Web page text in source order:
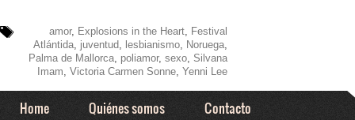
amor, Explosions in the Heart, Festival
Atlántida, juventud, lesbianismo, Noruega,
Palma de Mallorca, poliamor, sexo, Silvana
Imam Victoria Carmen Sonne, Yenni Lee
Home Quiénes somos Contacto